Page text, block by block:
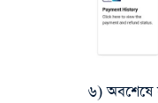
৬) অবশেষে